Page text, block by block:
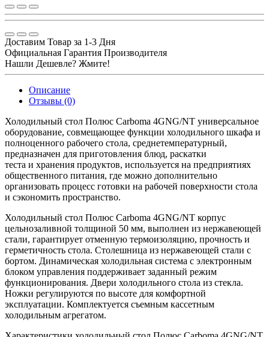
Доставим Товар за 1-3 Дня
Официальная Гарантия Производителя
Нашли Дешевле? Жмите!
Описание
Отзывы (0)
Холодильный стол Полюс Carboma 4GNG/NT универсальное
оборудование, совмещающее функции холодильного шкафа и
полноценного рабочего стола, среднетемпературный,
предназначен для приготовления блюд, раскатки
теста и хранения продуктов, используется на предприятиях
общественного питания, где можно дополнительно
организовать процесс готовки на рабочей поверхности стола
и сэкономить пространство.
Холодильный стол Полюс Carboma 4GNG/NT корпус
цельнозаливной толщиной 50 мм, выполнен из нержавеющей
стали, гарантирует отменную термоизоляцию, прочность и
герметичность стола. Столешница из нержавеющей стали с
бортом. Динамическая холодильная система с электронным
блоком управления поддерживает заданный режим
функционирования. Двери холодильного стола из стекла.
Ножки регулируются по высоте для комфортной
эксплуатации. Комплектуется съемным кассетным
холодильным агрегатом.